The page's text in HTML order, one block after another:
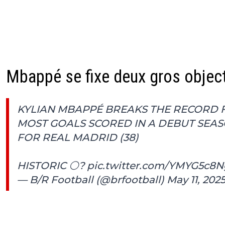
Mbappé se fixe deux gros
KYLIAN MBAPPÉ BREAKS THE RECORD
MOST GOALS SCORED IN A DEBUT
FOR REAL MADRID (38)
HISTORIC ⚪? pic.twitter.com/
— B/R Football (@brfootball) May 11, 2025